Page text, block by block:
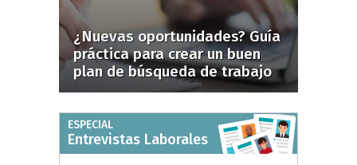
¿Nuevas oportunidades? Guía
práctica para crear un buen
plan de búsqueda de trabajo
ESPECIAL
Entrevistas Laborales